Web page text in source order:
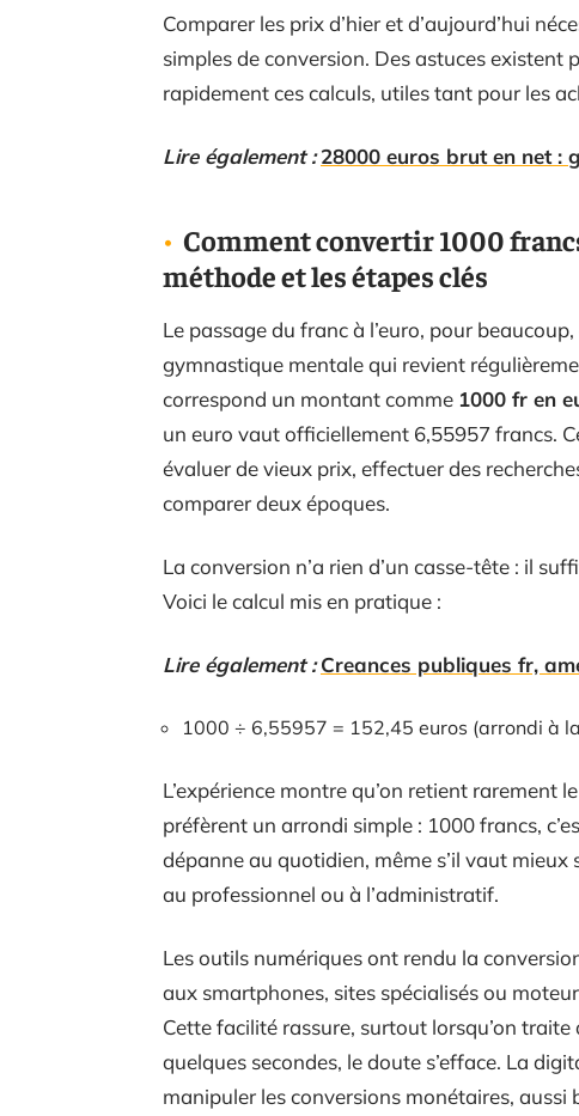
Comparer les prix d’hier et d’aujourd’hui
simples de conversion. Des astuces existent
rapidement ces calculs, utiles tant pour les
Lire également : 28000 euros brut en net :
Comment convertir 1000
méthode et les étapes clés
Le passage du franc à l’euro, pour
gymnastique mentale qui revient
correspond un montant comme 1000 fr en
un euro vaut officiellement 6,55957 francs.
évaluer de vieux prix, effectuer des
comparer deux époques.
La conversion n’a rien d’un casse-tête : il
Voici le calcul mis en pratique :
Lire également : Creances publiques fr,
1000 ÷ 6,55957 = 152,45 euros (arrondi à
L’expérience montre qu’on retient rarement
préfèrent un arrondi simple : 1000 francs,
dépanne au quotidien, même s’il vaut
au professionnel ou à l’administratif.
Les outils numériques ont rendu la
aux smartphones, sites spécialisés ou
Cette facilité rassure, surtout lorsqu’on
quelques secondes, le doute s’efface. La
manipuler les conversions monétaires, aussi